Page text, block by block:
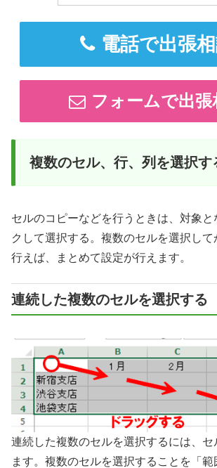
電話で出張
フォームで出張
複数のセル、行、列を選択す
セルのコピーなどを行うときは、対象と
クして選択する。複数のセルを選択し
行えば、まとめて設定が行えます。
連続した複数のセルを選択する
連続した複数のセルを選択するには、セ
ます。複数のセルを選択することを「範